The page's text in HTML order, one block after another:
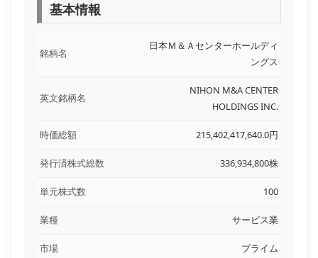
基本情報
銘柄名
日本Ｍ＆Ａセンターホールディ
ングス
英文銘柄名
NIHON M&A CENTER
HOLDINGS INC.
時価総額 215,402,417,640.0円
発行済株式総数 336,934,800株
単元株式数 100
業種 サービス業
市場 プライム